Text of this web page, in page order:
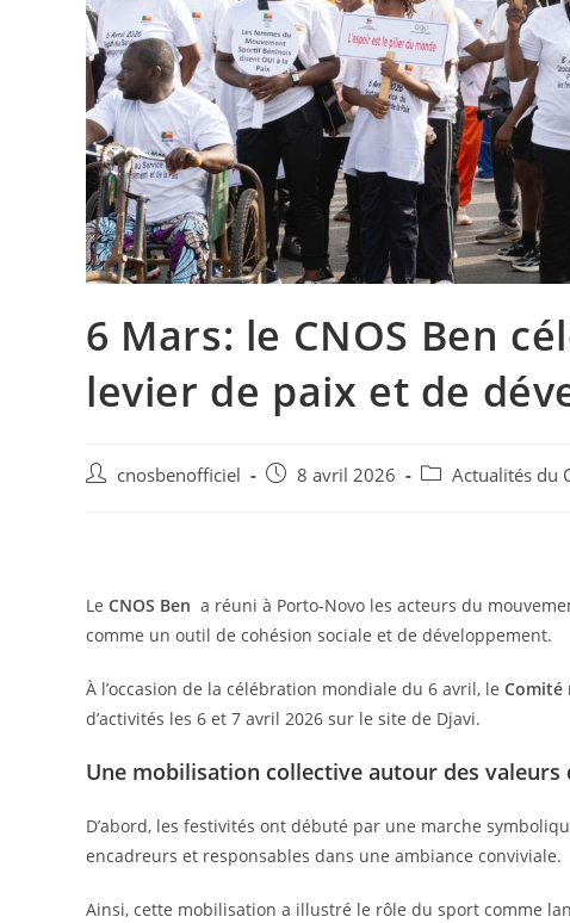
6 Mars: le CNOS Ben
levier de paix et de
cnosbenofficiel 8 avril 2026 Actualités du
Le CNOS Ben a réuni à Porto-Novo les acteurs du
comme un outil de cohésion sociale et de développement.
À l’occasion de la célébration mondiale du 6 avril, le Comité
d’activités les 6 et 7 avril 2026 sur le site de Djavi.
Une mobilisation collective autour des valeurs
D’abord, les festivités ont débuté par une marche
encadreurs et responsables dans une ambiance conviviale.
Ainsi, cette mobilisation a illustré le rôle du sport comme